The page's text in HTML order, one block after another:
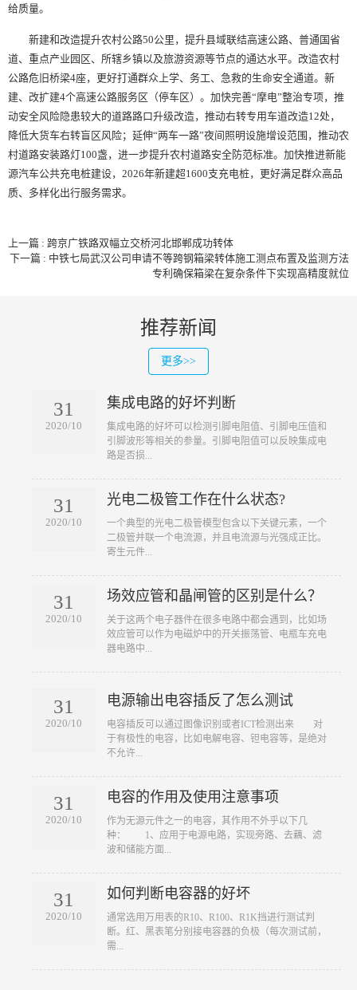
给质量。
新建和改造提升农村公路50公里，提升县域联结高速公路、普通国省
道、重点产业园区、所辖乡镇以及旅游资源等节点的通达水平。改造农村
公路危旧桥梁4座，更好打通群众上学、务工、急救的生命安全通道。新
建、改扩建4个高速公路服务区（停车区）。加快完善“摩电”整治专项，推
动安全风险隐患较大的道路路口升级改造，推动右转专用车道改造12处，
降低大货车右转盲区风险；延伸“两车一路”夜间照明设施增设范围，推动农
村道路安装路灯100盏，进一步提升农村道路安全防范标准。加快推进新能
源汽车公共充电桩建设，2026年新建超1600支充电桩，更好满足群众高品
质、多样化出行服务需求。
上一篇 : 跨京广铁路双幅立交桥河北邯郸成功转体
下一篇 : 中铁七局武汉公司申请不等跨钢箱梁转体施工测点布置及监测方法
专利确保箱梁在复杂条件下实现高精度就位
推荐新闻
更多>>
31
2020/10
集成电路的好坏判断
​集成电路的好坏可以检测引脚电阻值、引脚电压值和
引脚波形等相关的参量。引脚电阻值可以反映集成电
路是否损...
31
2020/10
光电二极管工作在什么状态?
​一个典型的光电二极管模型包含以下关键元素，一个
二极管并联一个电流源，并且电流源与光强成正比。
寄生元件...
31
2020/10
场效应管和晶闸管的区别是什么？
​关于这两个电子器件在很多电路中都会遇到，比如场
效应管可以作为电磁炉中的开关振荡管、电瓶车充电
器电路中...
31
2020/10
电源输出电容插反了怎么测试
​电容插反可以通过图像识别或者ICT检测出来 对
于有极性的电容，比如电解电容、钽电容等，是绝对
不允许...
31
2020/10
电容的作用及使用注意事项
​作为无源元件之一的电容，其作用不外乎以下几
种： 1、应用于电源电路，实现旁路、去藕、滤
波和储能方面...
31
2020/10
如何判断电容器的好坏
​通常选用万用表的R10、R100、R1K挡进行测试判
断。红、黑表笔分别接电容器的负极（每次测试前，
需...